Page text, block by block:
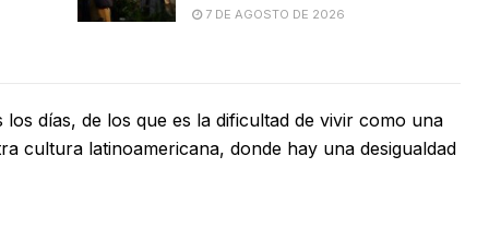
7 DE AGOSTO DE 2026
días, de los que es la dificultad de vivir como una
cultura latinoamericana, donde hay una desigualdad